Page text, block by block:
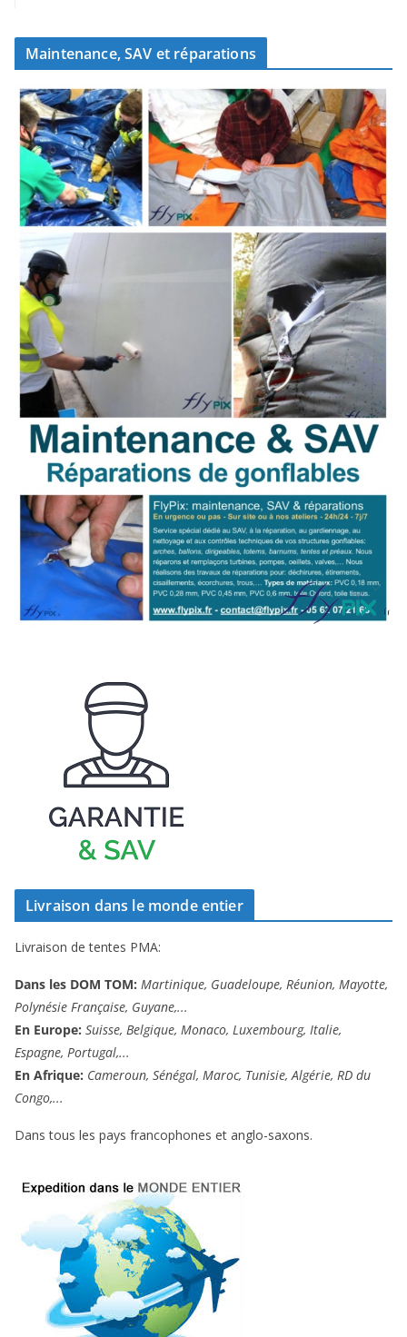
Maintenance, SAV et réparations
Livraison dans le monde entier
Livraison de tentes PMA:
Dans les DOM TOM: Martinique, Guadeloupe, Réunion, Mayotte,
Polynésie Française, Guyane,...
En Europe: Suisse, Belgique, Monaco, Luxembourg, Italie,
Espagne, Portugal,...
En Afrique: Cameroun, Sénégal, Maroc, Tunisie, Algérie, RD du
Congo,...
Dans tous les pays francophones et anglo-saxons.